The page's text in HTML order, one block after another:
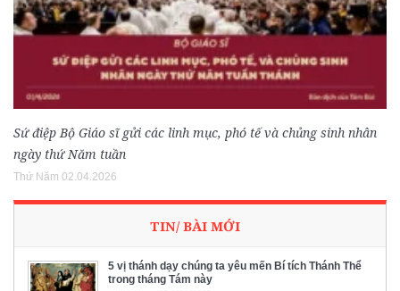
Sứ điệp Bộ Giáo sĩ gửi các linh mục, phó tế và chủng sinh nhân
ngày thứ Năm tuần
Thứ Năm 02.04.2026
TIN/ BÀI MỚI
5 vị thánh dạy chúng ta yêu mến Bí tích Thánh Thể
trong tháng Tám này